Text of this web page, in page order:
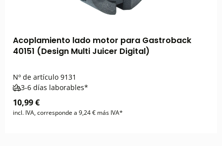
Acoplamiento lado motor para Gastroback
40151 (Design Multi Juicer Digital)
Nº de artículo 9131
3-6 días laborables*
10,99 €
incl. IVA, corresponde a 9,24 € más IVA*